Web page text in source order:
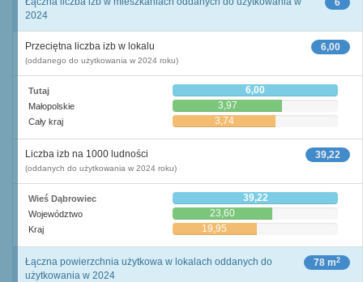
6
2024
6,00
Przeciętna liczba izb w lokalu
(oddanego do użytkowania w 2024 roku)
Tutaj 6,00
Małopolskie 3,97
Cały kraj 3,74
39,22
Liczba izb na 1000 ludności
(oddanych do użytkowania w 2024 roku)
Wieś Dąbrowiec 39,22
Województwo 23,60
Kraj 19,95
78 m2
Łączna powierzchnia użytkowa w lokalach oddanych do
użytkowania w 2024